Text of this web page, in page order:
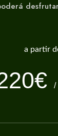
a partir
/